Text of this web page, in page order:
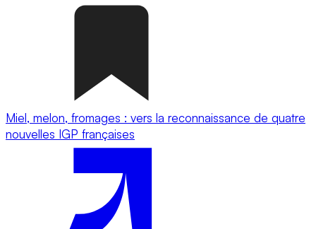
Miel, melon, fromages : vers la reconnaissance de quatre
nouvelles IGP françaises